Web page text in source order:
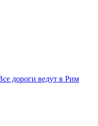
дороги ведут в Рим